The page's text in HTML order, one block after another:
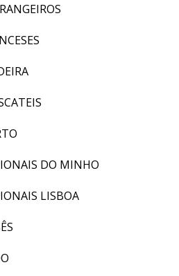
DO MINHO
LISBOA